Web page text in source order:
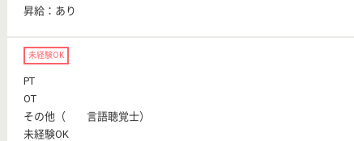
昇給：あり
未経験OK
PT
OT
その他（ 言語聴覚士）
未経験OK